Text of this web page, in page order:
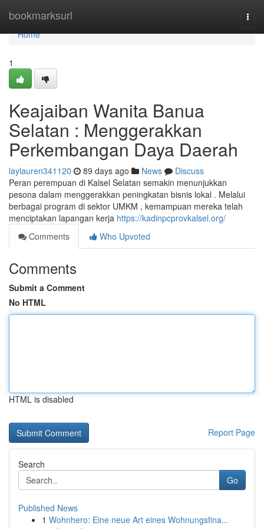
bookmarksurl
Home
Home
1
Keajaiban Wanita Banua
Selatan : Menggerakkan
Perkembangan Daya Daerah
laylauren341120 89 days ago News
Discuss
Peran perempuan di Kalsel Selatan semakin menunjukkan
pesona dalam menggerakkan peningkatan bisnis lokal . Melalui
berbagai program di sektor UMKM , kemampuan mereka telah
menciptakan lapangan kerja https://kadinpcprovkalsel.org/
Comments
Who Upvoted
Comments
Submit a Comment
No HTML
HTML is disabled
Report Page
Search
Go
Published News
1 Wohnhero: Eine neue Art eines Wohnungsfina...